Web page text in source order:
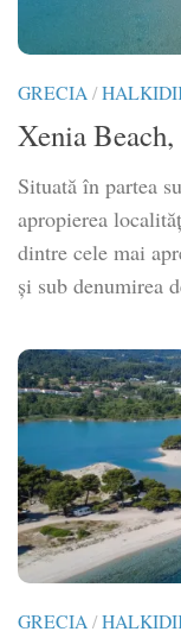
GRECIA /
Xenia
Situată în partea
apropierea
dintre cele mai
și sub denumirea
GRECIA/